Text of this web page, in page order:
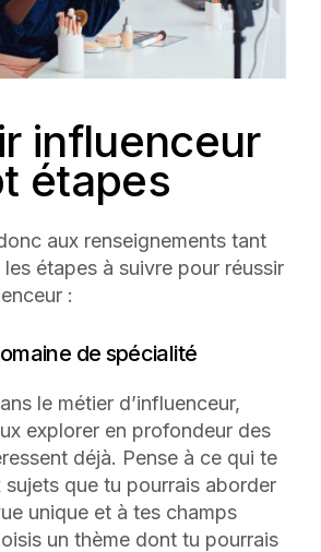
influenceur
étapes
aux renseignements tant
étapes à suivre pour réussir
:
de spécialité
le métier d’influenceur,
explorer en profondeur des
déjà. Pense à ce qui te
sujets que tu pourrais aborder
unique et à tes champs
un thème dont tu pourrais